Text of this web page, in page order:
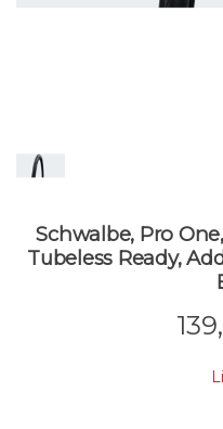
Schwalbe, Pro
Tubeless Ready,